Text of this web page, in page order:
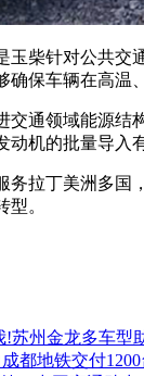
玉柴针对公共交
确保车辆在高温
交通领域能源结
动机的批量导入
务拉丁美洲多
。
!苏州金龙多车型
都地铁交付